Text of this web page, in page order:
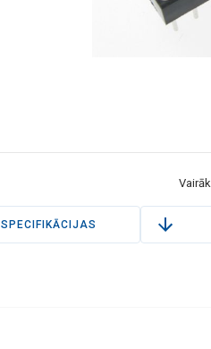
SPECIFIKĀCIJAS